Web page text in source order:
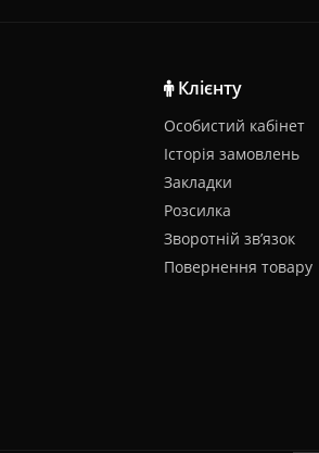
Клієнту
Особистий кабінет
Історія замовлень
Закладки
Розсилка
Зворотній зв’язок
Повернення товару